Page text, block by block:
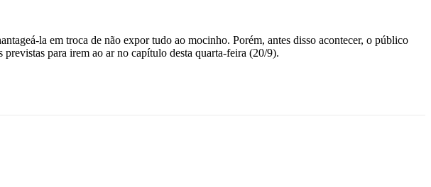
la em troca de não expor tudo ao mocinho. Porém, antes disso acontecer, o público
para irem ao ar no capítulo desta quarta-feira (20/9).